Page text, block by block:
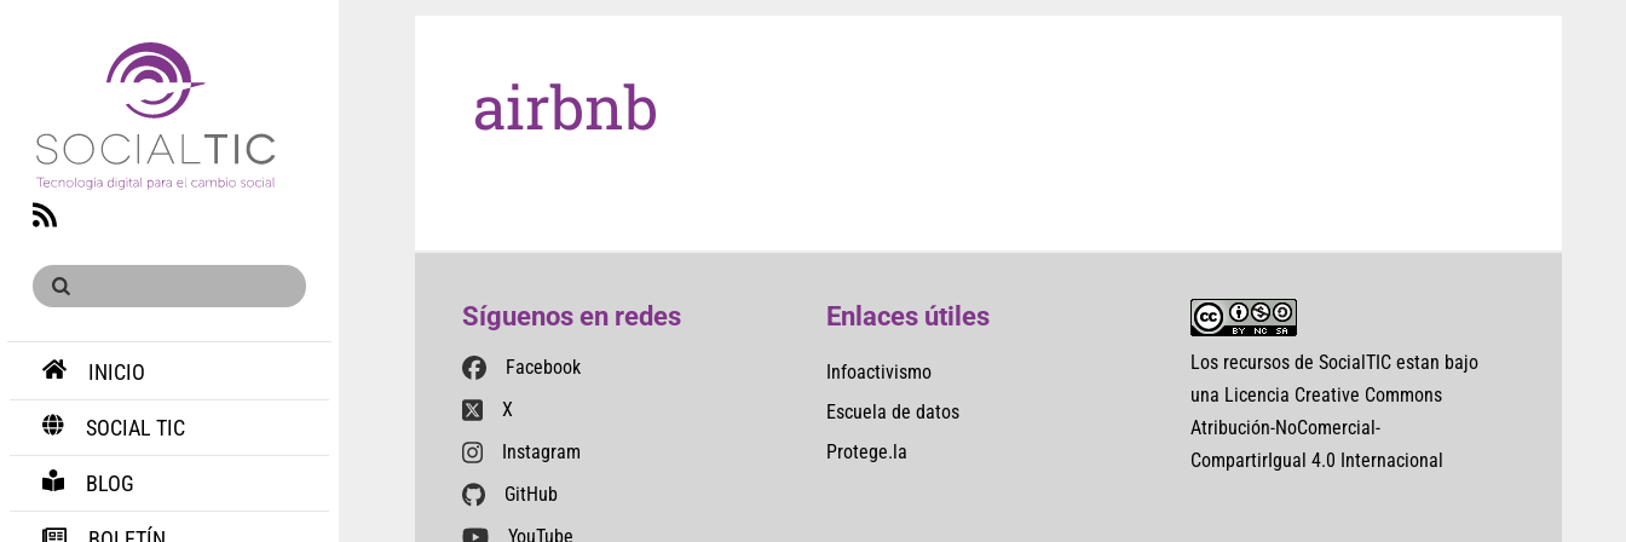
RSS
INICIO
SOCIAL TIC
BLOG
airbnb
Síguenos en redes
Facebook
X
Instagram
GitHub
YouTube
Enlaces útiles
Infoactivismo
Escuela de datos
Protege.la
Los recursos de SocialTIC estan bajo
una Licencia Creative Commons
Atribución-NoComercial-
CompartirIgual 4.0 Internacional